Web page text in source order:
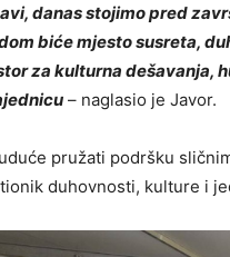
danas stojimo pred
biće mjesto susreta,
za kulturna dešavanja,
– naglasio je Javor.
pružati podršku
duhovnosti, kulture i